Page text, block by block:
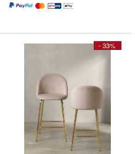
- 33%